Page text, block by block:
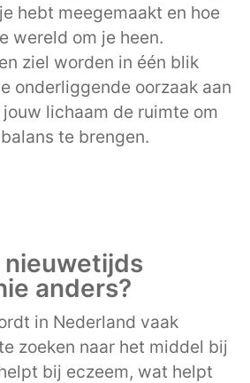
hebt meegemaakt en hoe
wereld om je heen.
ziel worden in één blik
onderliggende oorzaak aan
lichaam de ruimte om
te brengen.
nieuwetijds
anders?
in Nederland vaak
zoeken naar het middel bij
bij eczeem, wat helpt